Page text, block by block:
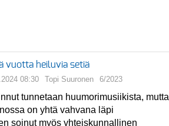
vuotta heiluvia setiä
08:30 Topi Suuronen 6/2023
tunnetaan huumorimusiikista, mutta
on yhtä vahvana läpi
soinut myös yhteiskunnallinen